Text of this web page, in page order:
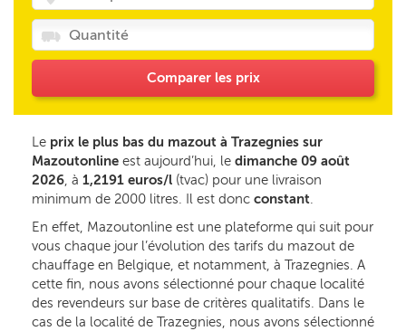
Comparer les prix
Le prix le plus bas du mazout à Trazegnies sur
Mazoutonline est aujourd’hui, le dimanche 09 août
2026, à 1,2191 euros/l (tvac) pour une livraison
minimum de 2000 litres. Il est donc constant.
En effet, Mazoutonline est une plateforme qui suit pour
vous chaque jour l’évolution des tarifs du mazout de
chauffage en Belgique, et notamment, à Trazegnies. A
cette fin, nous avons sélectionné pour chaque localité
des revendeurs sur base de critères qualitatifs. Dans le
cas de la localité de Trazegnies, nous avons sélectionné